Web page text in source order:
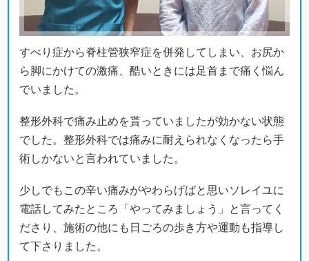
すべり症から脊柱管狭窄症を併発してしまい、お尻か
ら脚にかけての激痛、酷いときには足首まで痛く悩ん
でいました。
整形外科で痛み止めを貰っていましたが効かない状態
でした。整形外科では痛みに耐えられなくなったら手
術しかないと言われていました。
少しでもこの辛い痛みがやわらげばと思いソレイユに
電話してみたところ「やってみましょう」と言ってく
ださり、施術の他にも日ごろの歩き方や運動も指導し
て下さりました。